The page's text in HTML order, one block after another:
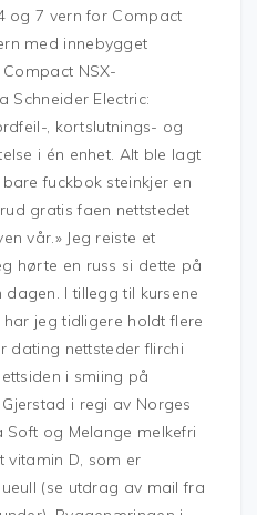
og 7 vern for Compact
med innebygget
NSX-
Schneider Electric:
, kortslutnings- og
i én enhet. Alt ble lagt
fuckbok steinkjer en
gratis faen nettstedet
vår.» Jeg reiste et
hørte en russ si dette på
dagen. I tillegg til kursene
jeg tidligere holdt flere
dating nettsteder flirchi
i smiing på
i regi av Norges
Soft og Melange melkefri
vitamin D, som er
(se utdrag av mail fra